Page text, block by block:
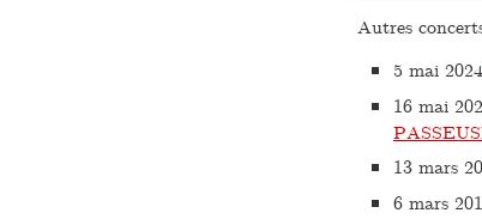
Autres
5 mai 2024
16 mai
13 mars
6 mars